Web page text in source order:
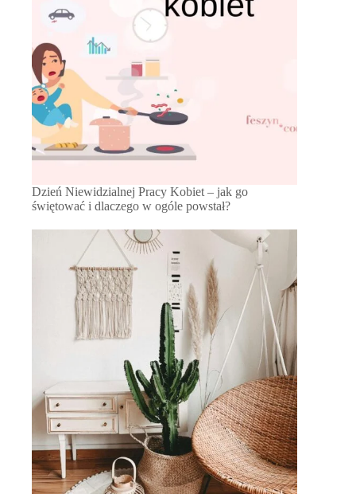
Dzień Niewidzialnej Pracy Kobiet – jak go
świętować i dlaczego w ogóle powstał?